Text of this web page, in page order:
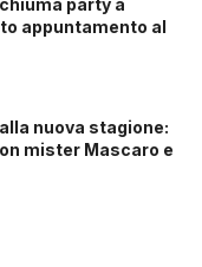
party a
appuntamento al
nuova stagione:
mister Mascaro e